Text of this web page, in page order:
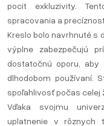
pocit exkluzivity.
spracovania a
Kreslo bolo navrhnuté s
výplne zabezpečujú
dostatočnú oporu,
dlhodobom používaní.
spoľahlivosť počas celej
Vďaka svojmu
uplatnenie v rôznych